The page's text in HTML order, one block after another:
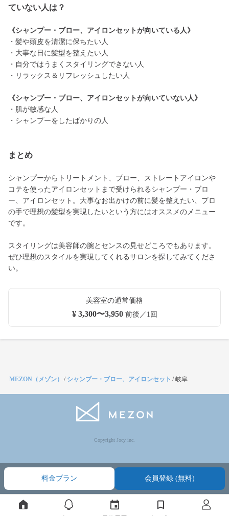
ていない人は？
《シャンプー・ブロー、アイロンセットが向いている人》
・髪や頭皮を清潔に保ちたい人
・大事な日に髪型を整えたい人
・自分ではうまくスタイリングできない人
・リラックス＆リフレッシュしたい人
《シャンプー・ブロー、アイロンセットが向いていない人》
・肌が敏感な人
・シャンプーをしたばかりの人
まとめ
シャンプーからトリートメント、ブロー、ストレートアイロンや
コテを使ったアイロンセットまで受けられるシャンプー・ブロ
ー、アイロンセット。大事なお出かけの前に髪を整えたい、プロ
の手で理想の髪型を実現したいという方にはオススメのメニュー
です。
スタイリングは美容師の腕とセンスの見せどころでもあります。
ぜひ理想のスタイルを実現してくれるサロンを探してみてくださ
い。
美容室の通常価格
¥ 3,300〜3,950前後／1回
料金プラン 会員登録 (無料)
MEZON（メゾン） / シャンプー・ブロー、アイロンセット /岐阜
Copyright Jocy inc.